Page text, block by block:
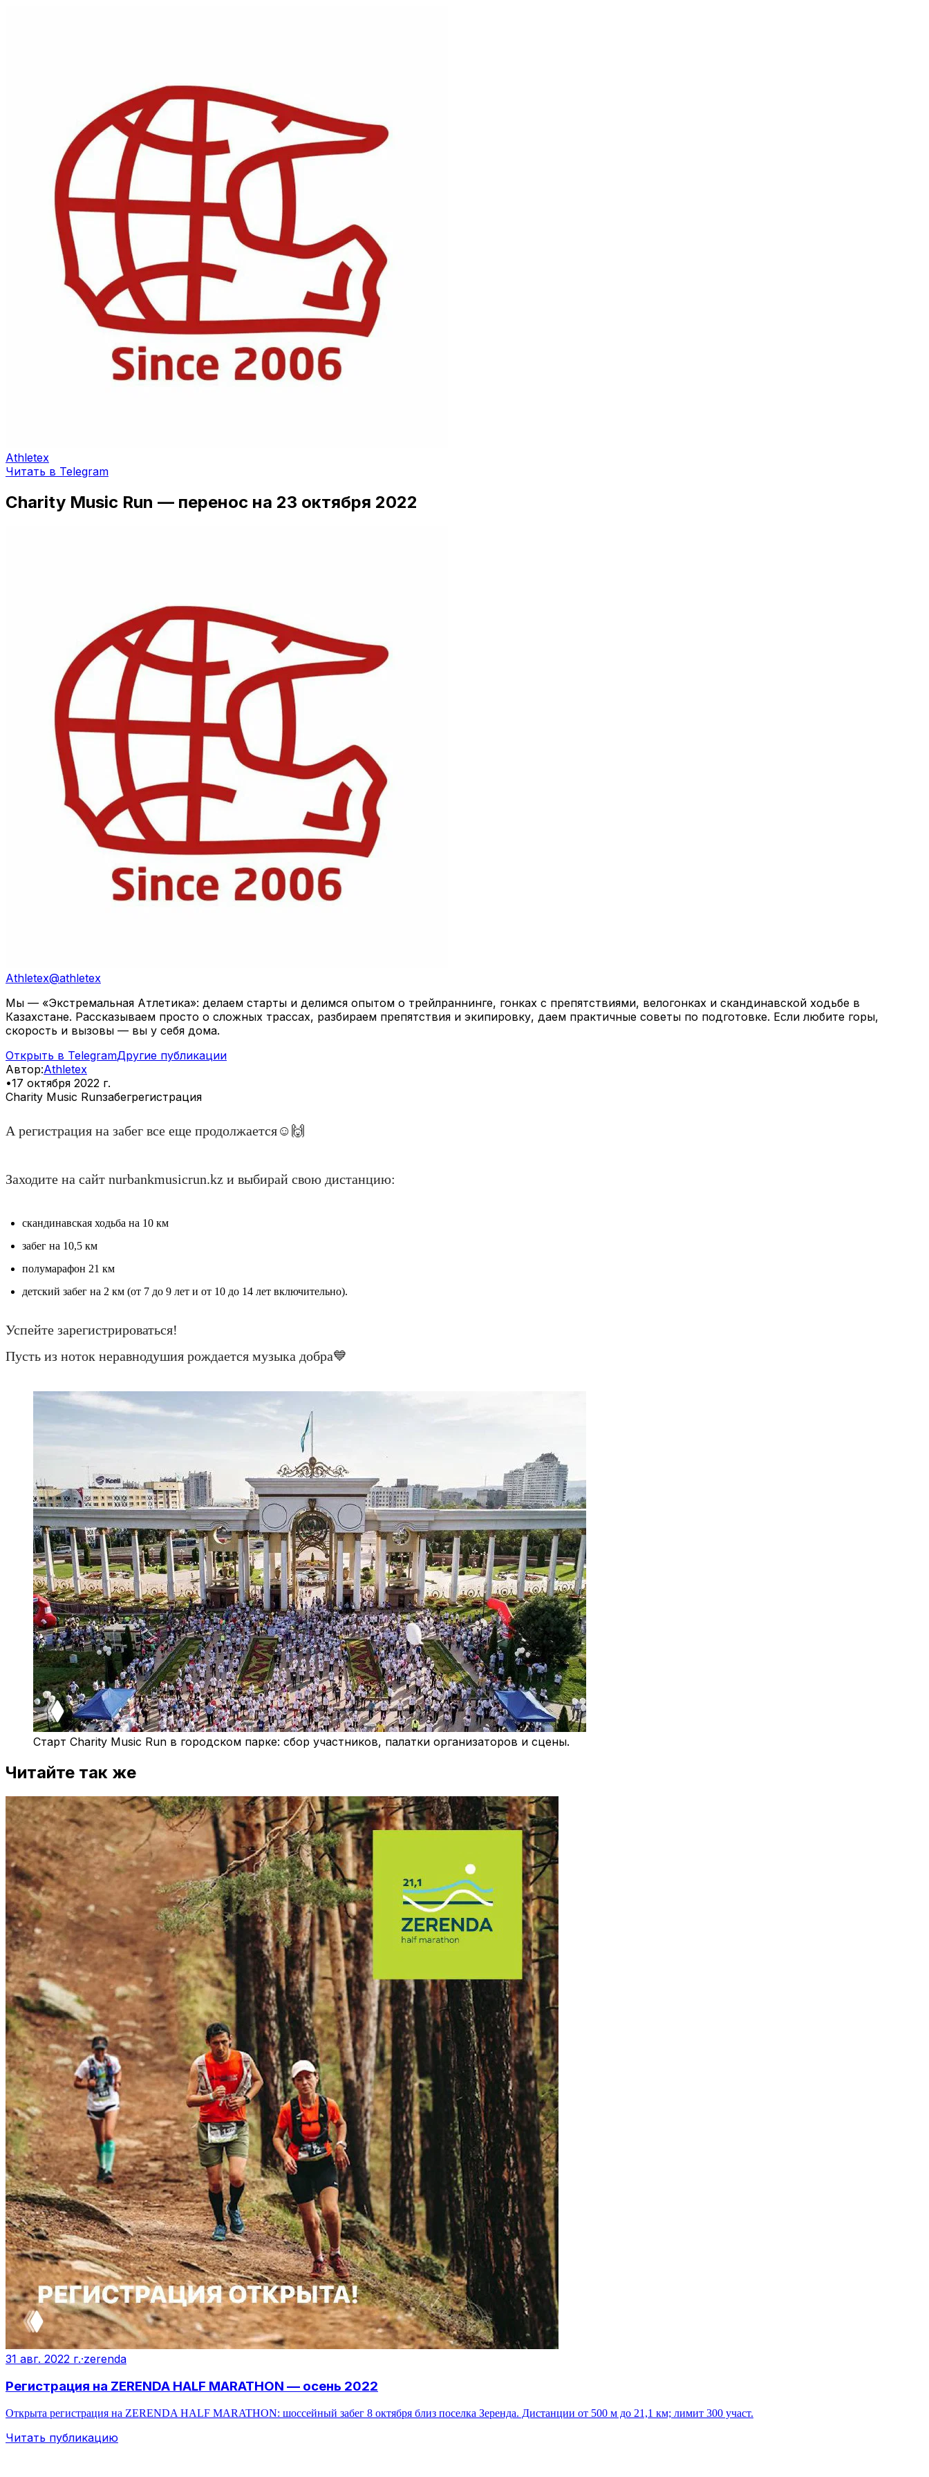
Athletex
Читать в Telegram
Charity Music Run — перенос на 23 октября 2022
Athletex@athletex
Мы — «Экстремальная Атлетика»: делаем старты и делимся опытом о трейлраннинге, гонках с препятствиями, велогонках и скандинавской ходьбе в
Казахстане. Рассказываем просто о сложных трассах, разбираем препятствия и экипировку, даем практичные советы по подготовке. Если любите горы,
скорость и вызовы — вы у себя дома.
Открыть в TelegramДругие публикации
Автор:Athletex
•17 октября 2022 г.
Charity Music Runзабегрегистрация
А регистрация на забег все еще продолжается☺️🙌
Заходите на сайт nurbankmusicrun.kz и выбирай свою дистанцию:
скандинавская ходьба на 10 км
забег на 10,5 км
полумарафон 21 км
детский забег на 2 км (от 7 до 9 лет и от 10 до 14 лет включительно).
Успейте зарегистрироваться!
Пусть из ноток неравнодушия рождается музыка добра💙
Старт Charity Music Run в городском парке: сбор участников, палатки организаторов и сцены.
Читайте так же
31 авг. 2022 г.·zerenda
Регистрация на ZERENDA HALF MARATHON — осень 2022
Открыта регистрация на ZERENDA HALF MARATHON: шоссейный забег 8 октября близ поселка Зеренда. Дистанции от 500 м до 21,1 км; лимит 300 участ.
Читать публикацию